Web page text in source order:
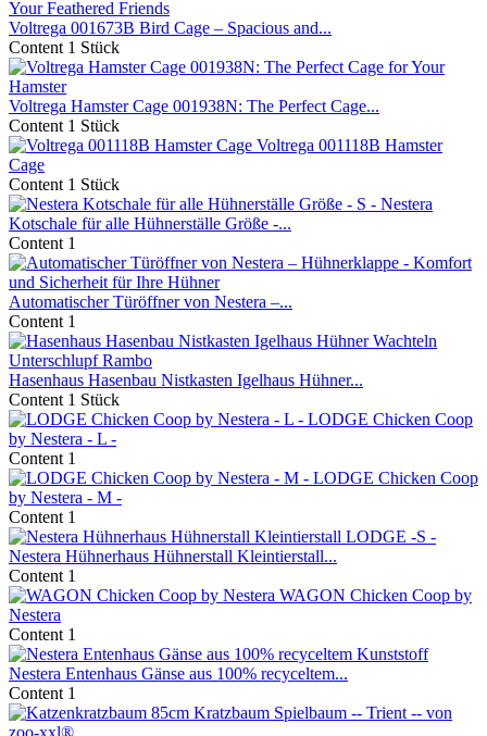
Voltrega 001673B Bird Cage – Spacious and...
Content 1 Stück
Voltrega Hamster Cage 001938N: The Perfect Cage...
Content 1 Stück
Voltrega 001118B Hamster
Cage
Content 1 Stück
Nestera
Kotschale für alle Hühnerställe Größe -...
Content 1
Automatischer Türöffner von Nestera –...
Content 1
Hasenhaus Hasenbau Nistkasten Igelhaus Hühner...
Content 1 Stück
LODGE Chicken Coop
by Nestera - L -
Content 1
LODGE Chicken Coop
by Nestera - M -
Content 1
Nestera Hühnerhaus Hühnerstall Kleintierstall...
Content 1
WAGON Chicken Coop by
Nestera
Content 1
Nestera Entenhaus Gänse aus 100% recyceltem...
Content 1